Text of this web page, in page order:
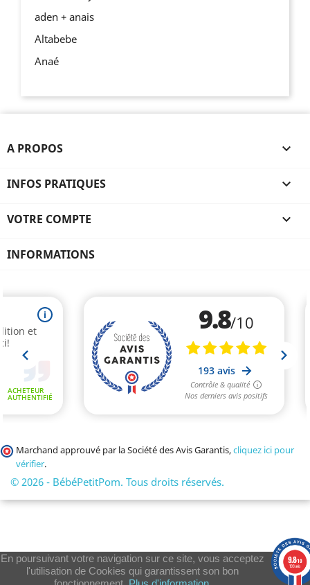
aden + anais
Altabebe
Anaé
A PROPOS 
INFOS PRATIQUES 
VOTRE COMPTE 
INFORMATIONS
En poursuivant votre navigation sur ce site, vous acceptez
l'utilisation de Cookies qui garantissent son bon
Marchand approuvé par la Société des Avis Garantis,cliquez ici pour
vérifier.
© 2026 - BébéPetitPom. Tous droits réservés.
9.8/10
193 avis